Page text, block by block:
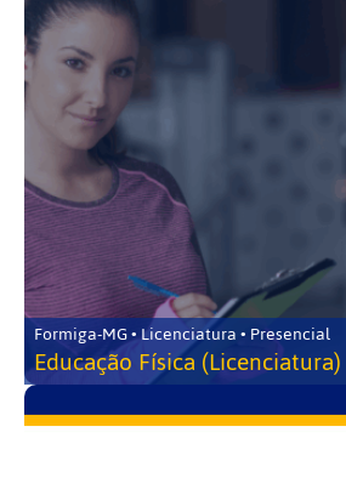
Formiga-MG • Licenciatura • Presencial
Educação Física (Licenciatura)